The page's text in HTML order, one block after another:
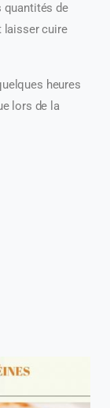
quantités de
laisser cuire
heures
lors de la